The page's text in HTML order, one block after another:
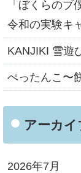
「ぼくらのブ
令和の実験キ
KANJIKI 雪遊
ぺったんこ〜
アーカイ
2026年7月